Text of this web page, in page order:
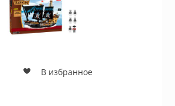
В избранное